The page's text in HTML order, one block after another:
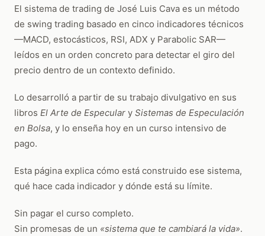
El sistema de trading de José Luis Cava es un método
de swing trading basado en cinco indicadores técnicos
—MACD, estocásticos, RSI, ADX y Parabolic SAR—
leídos en un orden concreto para detectar el giro del
precio dentro de un contexto definido.
Lo desarrolló a partir de su trabajo divulgativo en sus
libros El Arte de Especular y Sistemas de Especulación
en Bolsa, y lo enseña hoy en un curso intensivo de
pago.
Esta página explica cómo está construido ese sistema,
qué hace cada indicador y dónde está su límite.
Sin pagar el curso completo.
Sin promesas de un «sistema que te cambiará la vida».